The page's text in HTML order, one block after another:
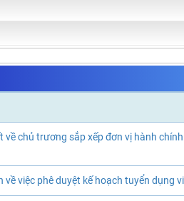
về chủ trương sắp xếp đơn vị hành
về việc phê duyệt kế hoạch tuyển dụng